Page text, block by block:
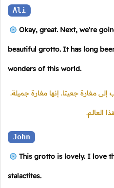
Ali
Okay, great. Next, we're
beautiful grotto. It has long
wonders of this world.
مغارة جعيتا. إنها مغارة جميلة.
العالم.
John
This grotto is lovely. I love
stalactites.